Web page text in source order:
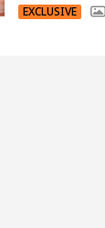
EXCLUSIVE